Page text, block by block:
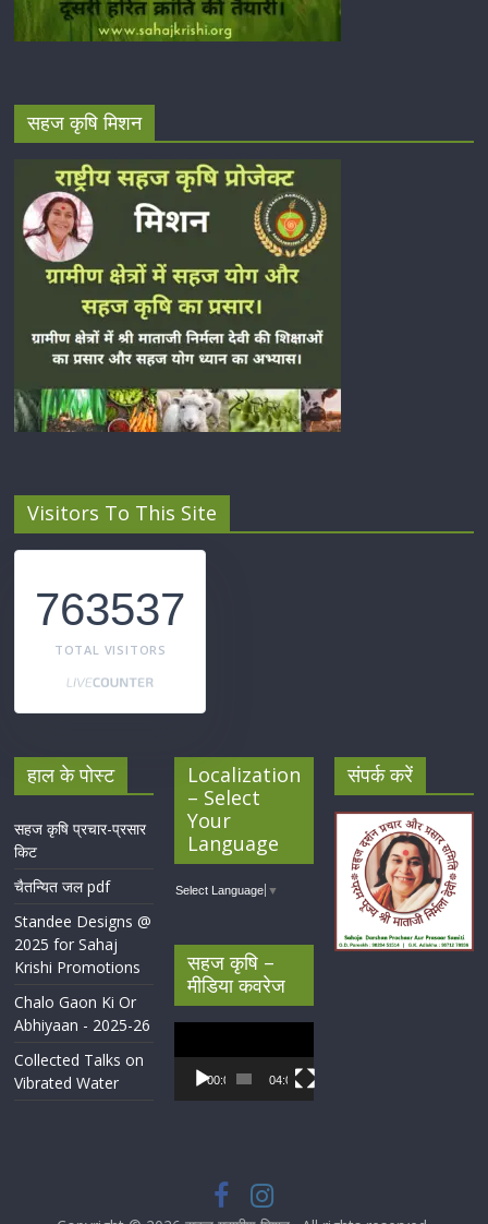
सहज कृषि मिशन
Visitors To This Site
763537
TOTAL VISITORS
हाल के पोस्ट
सहज कृषि प्रचार-प्रसार
किट
चैतन्यित जल pdf
Standee Designs @
2025 for Sahaj
Krishi Promotions
Chalo Gaon Ki Or
Abhiyaan - 2025-26
Collected Talks on
Vibrated Water
Localization
– Select
Your
Language
Select Language ▼
सहज कृषि –
मीडिया कवरेज
Player
00:00 04:07
संपर्क करें